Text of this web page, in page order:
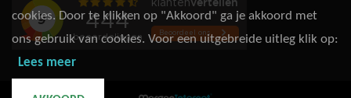
cookies. Door te klikken op "Akkoord" ga je akkoord met
ons gebruik van cookies. Voor een uitgebreide uitleg klik op:
Lees meer